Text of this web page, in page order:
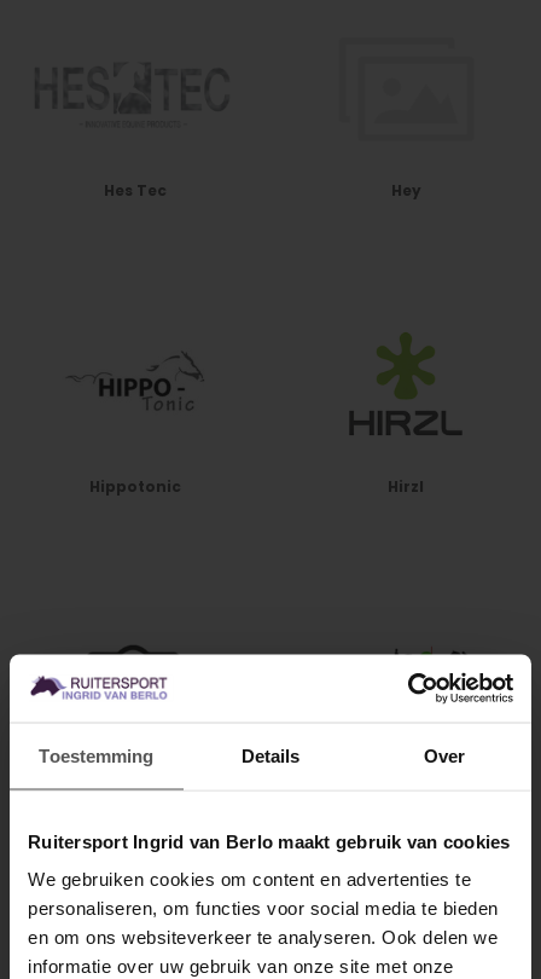
Toestemming Details Over
Ruitersport Ingrid van Berlo maakt gebruik van cookies
We gebruiken cookies om content en advertenties te
personaliseren, om functies voor social media te bieden
en om ons websiteverkeer te analyseren. Ook delen we
informatie over uw gebruik van onze site met onze
Hes Tec Hey
Hippotonic Hirzl
MELD JE AAN VOOR